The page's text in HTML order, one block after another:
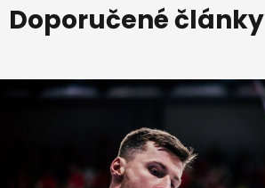
Doporučené články